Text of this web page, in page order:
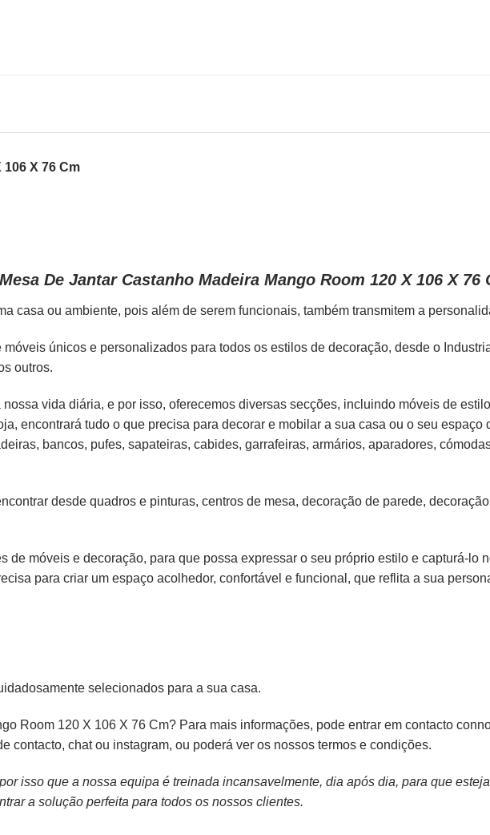
X 76 Cm
De Jantar Castanho Madeira Mango Room 120 X 106 X 76
casa ou ambiente, pois além de serem funcionais, também transmitem a
únicos e personalizados para todos os estilos de decoração, desde o
outros.
vida diária, e por isso, oferecemos diversas secções, incluindo móveis de
encontrará tudo o que precisa para decorar e mobilar a sua casa ou o seu espaço
, bancos, pufes, sapateiras, cabides, garrafeiras, armários, aparadores,
desde quadros e pinturas, centros de mesa, decoração de parede, decoração
de móveis e decoração, para que possa expressar o seu próprio estilo e capturá-lo
para criar um espaço acolhedor, confortável e funcional, que reflita a sua
selecionados para a sua casa.
Room 120 X 106 X 76 Cm? Para mais informações, pode entrar em contacto
contacto, chat ou instagram, ou poderá ver os nossos termos e condições.
isso que a nossa equipa é treinada incansavelmente, dia após dia, para que
a solução perfeita para todos os nossos clientes.